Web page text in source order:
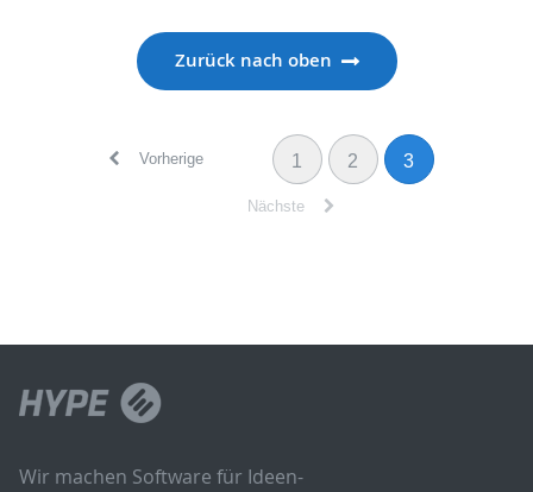
Zurück nach oben
Vorherige 1 2 3
Nächste
Wir machen Software für Ideen-